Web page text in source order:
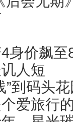
身价飙至
人短
”到码头
爱旅行